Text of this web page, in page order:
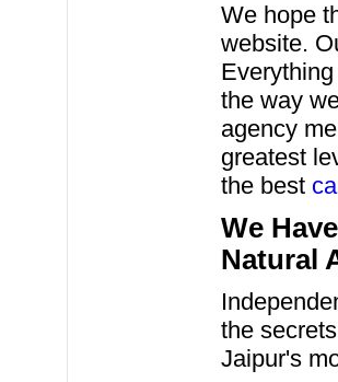
We hope
website.
the way
agency
greatest
the best
We
Natural
the
Jaipur's